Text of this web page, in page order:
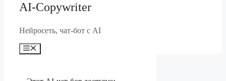
AI-Copywriter
Нейросеть, чат-бот с AI
Меню